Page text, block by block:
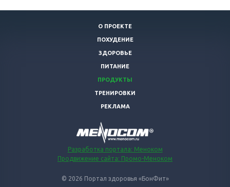
О ПРОЕКТЕ
ПОХУДЕНИЕ
ЗДОРОВЬЕ
ПИТАНИЕ
ПРОДУКТЫ
ТРЕНИРОВКИ
РЕКЛАМА
Разработка портала: Меноком
Продвижение сайта: Промо-Меноком
© 2026 Портал здоровья «БонФит»